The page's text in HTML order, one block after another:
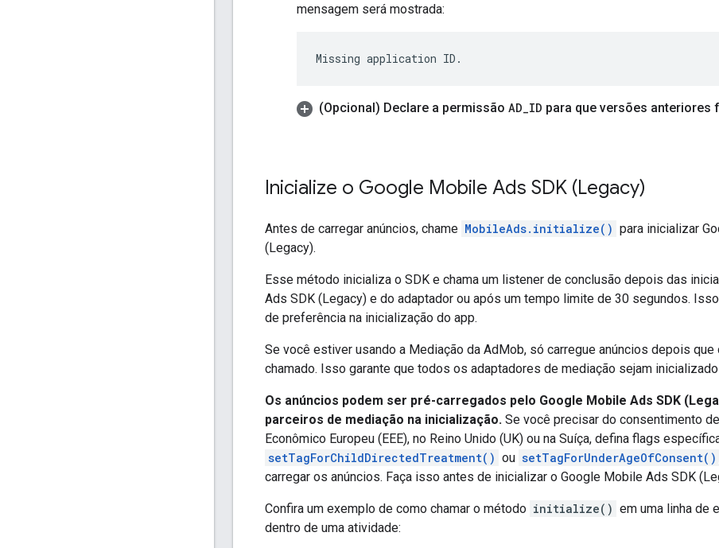
mensagem será mostrada:
(Opcional) Declare a permissão AD_ID para que versões anteriores
Inicialize o Google Mobile Ads SDK (Legacy)
Antes de carregar anúncios, chame MobileAds.initialize() para inicializar
(Legacy).
Esse método inicializa o SDK e chama um listener de conclusão depois das
Ads SDK (Legacy) e do adaptador ou após um tempo limite de 30 segundos.
de preferência na inicialização do app.
Se você estiver usando a Mediação da AdMob, só carregue anúncios depois
chamado. Isso garante que todos os adaptadores de mediação sejam
Os anúncios podem ser pré-carregados pelo Google Mobile Ads SDK
parceiros de mediação na inicialização. Se você precisar do consentimento
Econômico Europeu (EEE), no Reino Unido (UK) ou na Suíça, defina flags
setTagForChildDirectedTreatment() ou setTagForUnderAgeOfConsent()
carregar os anúncios. Faça isso antes de inicializar o Google Mobile Ads SDK
Confira um exemplo de como chamar o método initialize() em uma linha de
dentro de uma atividade: